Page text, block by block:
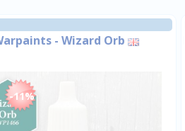
- Wizard Orb
-11%